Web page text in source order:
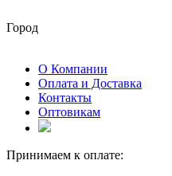
Город
О Компании
Оплата и Доставка
Контакты
Оптовикам
Принимаем к оплате: